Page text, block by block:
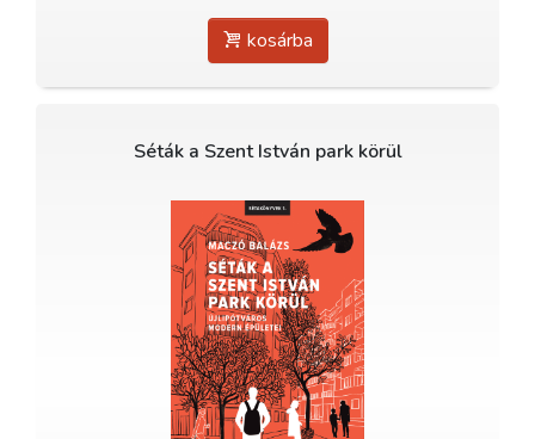
kosárba
Séták a Szent István park körül